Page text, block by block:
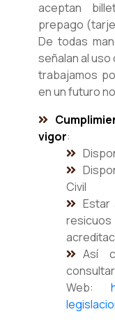
aceptan
prepago
De todas
señalan al
trabajamos
en un futuro
vigor:
Civil
Estar
resicuos
Así
Web: